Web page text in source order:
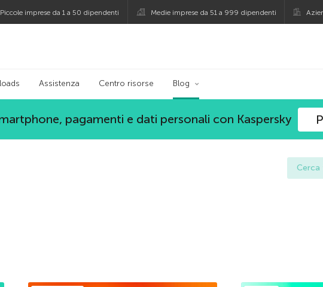
Piccole imprese da 1 a 50 dipendenti Medie imprese da 51 a 999 dipendenti
Assistenza Centro risorse Blog
pagamenti e dati personali con Kaspersky